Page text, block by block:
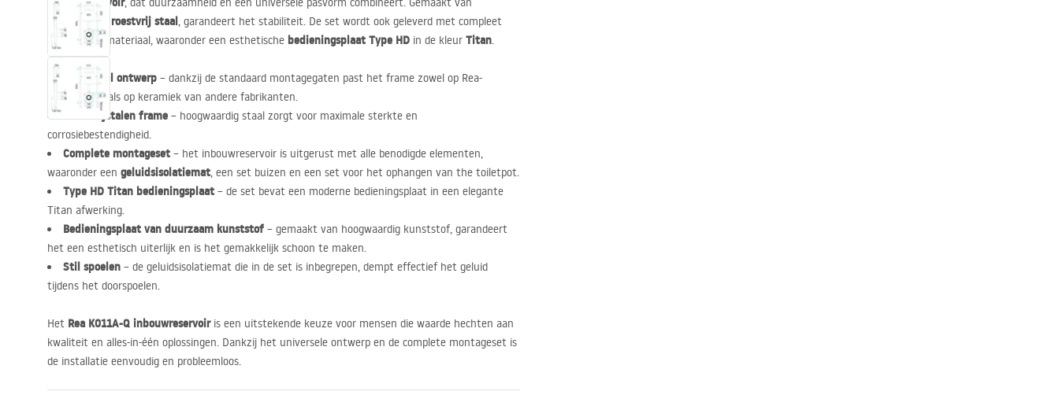
hoogwaardig roestvrij staal, garandeert het stabiliteit. De set wordt ook geleverd met compleet
bevestigingsmateriaal, waaronder een esthetische bedieningsplaat Type HD in de kleur Titan.
Universeel ontwerp – dankzij de standaard montagegaten past het frame zowel op Rea-
toiletpotten als op keramiek van andere fabrikanten.
Roestvrijstalen frame – hoogwaardig staal zorgt voor maximale sterkte en
corrosiebestendigheid.
Complete montageset – het inbouwreservoir is uitgerust met alle benodigde elementen,
waaronder een geluidsisolatiemat, een set buizen en een set voor het ophangen van the toiletpot.
Type HD Titan bedieningsplaat – de set bevat een moderne bedieningsplaat in een elegante
Titan afwerking.
Bedieningsplaat van duurzaam kunststof – gemaakt van hoogwaardig kunststof, garandeert
het een esthetisch uiterlijk en is het gemakkelijk schoon te maken.
Stil spoelen – de geluidsisolatiemat die in de set is inbegrepen, dempt effectief het geluid
tijdens het doorspoelen.
Het Rea K011A-Q inbouwreservoiris een uitstekende keuze voor mensen die waarde hechten aan
kwaliteit en alles-in-één oplossingen. Dankzij het universele ontwerp en de complete montageset is
de installatie eenvoudig en probleemloos.